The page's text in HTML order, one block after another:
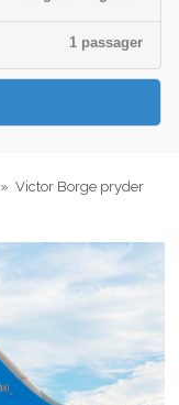
» Victor Borge pryder